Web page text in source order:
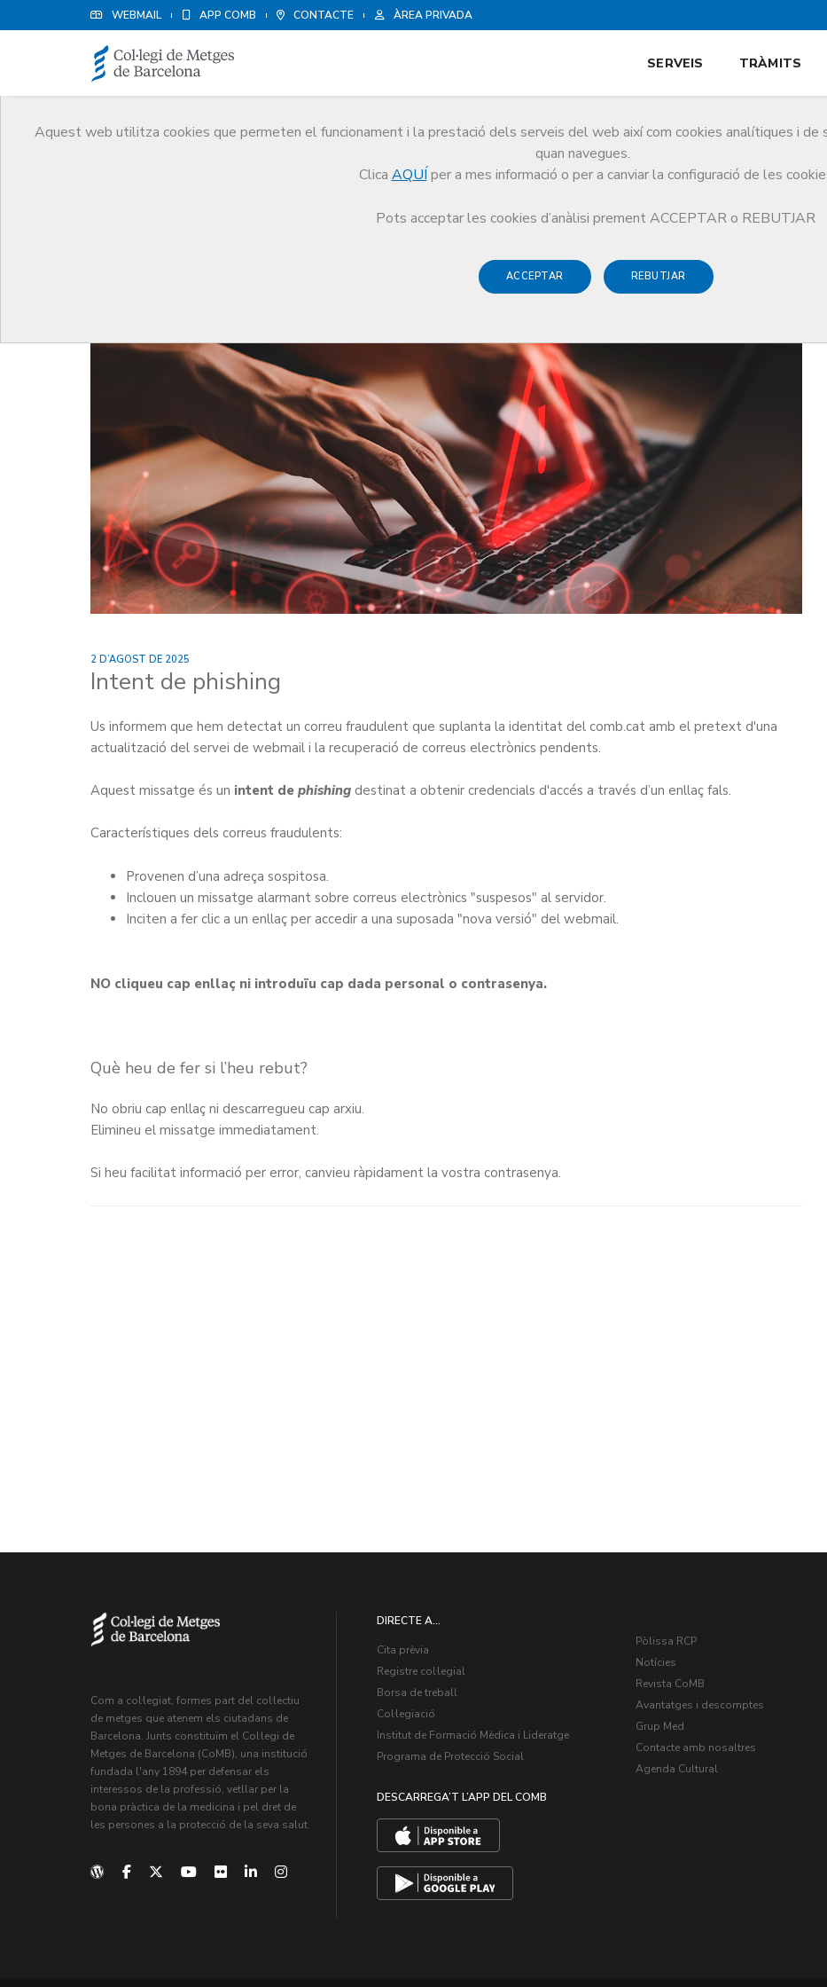
WEBMAIL APP COMB CONTACTE ÀREA PRIVADA
Aquest web utilitza cookies que permeten el funcionament i la prestació dels serveis del web així com cookies analítiques i de
quan navegues.
Clica AQUÍ per a mes informació o per a canviar la configuració de les
Pots acceptar les cookies d’anàlisi prement ACCEPTAR o REBUTJAR
ACCEPTAR REBUTJAR
SERVEIS TRÀMITS
Intent de phishing
2 D’AGOST DE 2025
Intent de phishing
Us informem que hem detectat un correu fraudulent que suplanta la identitat del comb.cat amb el pretext d'una
actualització del servei de webmail i la recuperació de correus electrònics pendents.
Aquest missatge és un intent de phishing destinat a obtenir credencials d'accés a través d’un enllaç fals.
Característiques dels correus fraudulents:
Provenen d’una adreça sospitosa.
Inclouen un missatge alarmant sobre correus electrònics "suspesos" al servidor.
Inciten a fer clic a un enllaç per accedir a una suposada "nova versió" del webmail.
NO cliqueu cap enllaç ni introduïu cap dada personal o contrasenya.
Què heu de fer si l’heu rebut?
No obriu cap enllaç ni descarregueu cap arxiu.
Elimineu el missatge immediatament.
Si heu facilitat informació per error, canvieu ràpidament la vostra contrasenya.
Com a col·legiat, formes part del col·lectiu
de metges que atenem els ciutadans de
Barcelona. Junts constituïm el Col·legi de
Metges de Barcelona (CoMB), una institució
fundada l'any 1894 per defensar els
interessos de la professió, vetllar per la
bona pràctica de la medicina i pel dret de
les persones a la protecció de la seva salut.
DIRECTE A...
Cita prèvia
Registre col·legial
Borsa de treball
Col·legiació
Institut de Formació Mèdica i Lideratge
Programa de Protecció Social
DESCARREGA’T L’APP DEL COMB
Pòlissa RCP
Notícies
Revista CoMB
Avantatges i descomptes
Grup Med
Contacte amb nosaltres
Agenda Cultural